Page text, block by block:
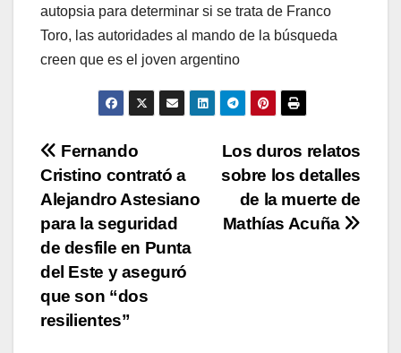
autopsia para determinar si se trata de Franco
Toro, las autoridades al mando de la búsqueda
creen que es el joven argentino
Navegación
de
entradas
Los duros relatos
sobre los detalles
de la muerte de
Mathías Acuña
Fernando
Cristino contrató a
Alejandro Astesiano
para la seguridad
de desfile en Punta
del Este y aseguró
que son “dos
resilientes”